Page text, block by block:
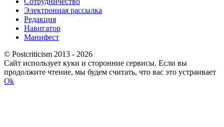
Электронная рассылка
Редакция
Навигатор
Манифест
© Postcriticism 2013 - 2026
Сайт использует куки и сторонние сервисы. Если вы
продолжите чтение, мы будем считать, что вас это устраивает
Ok